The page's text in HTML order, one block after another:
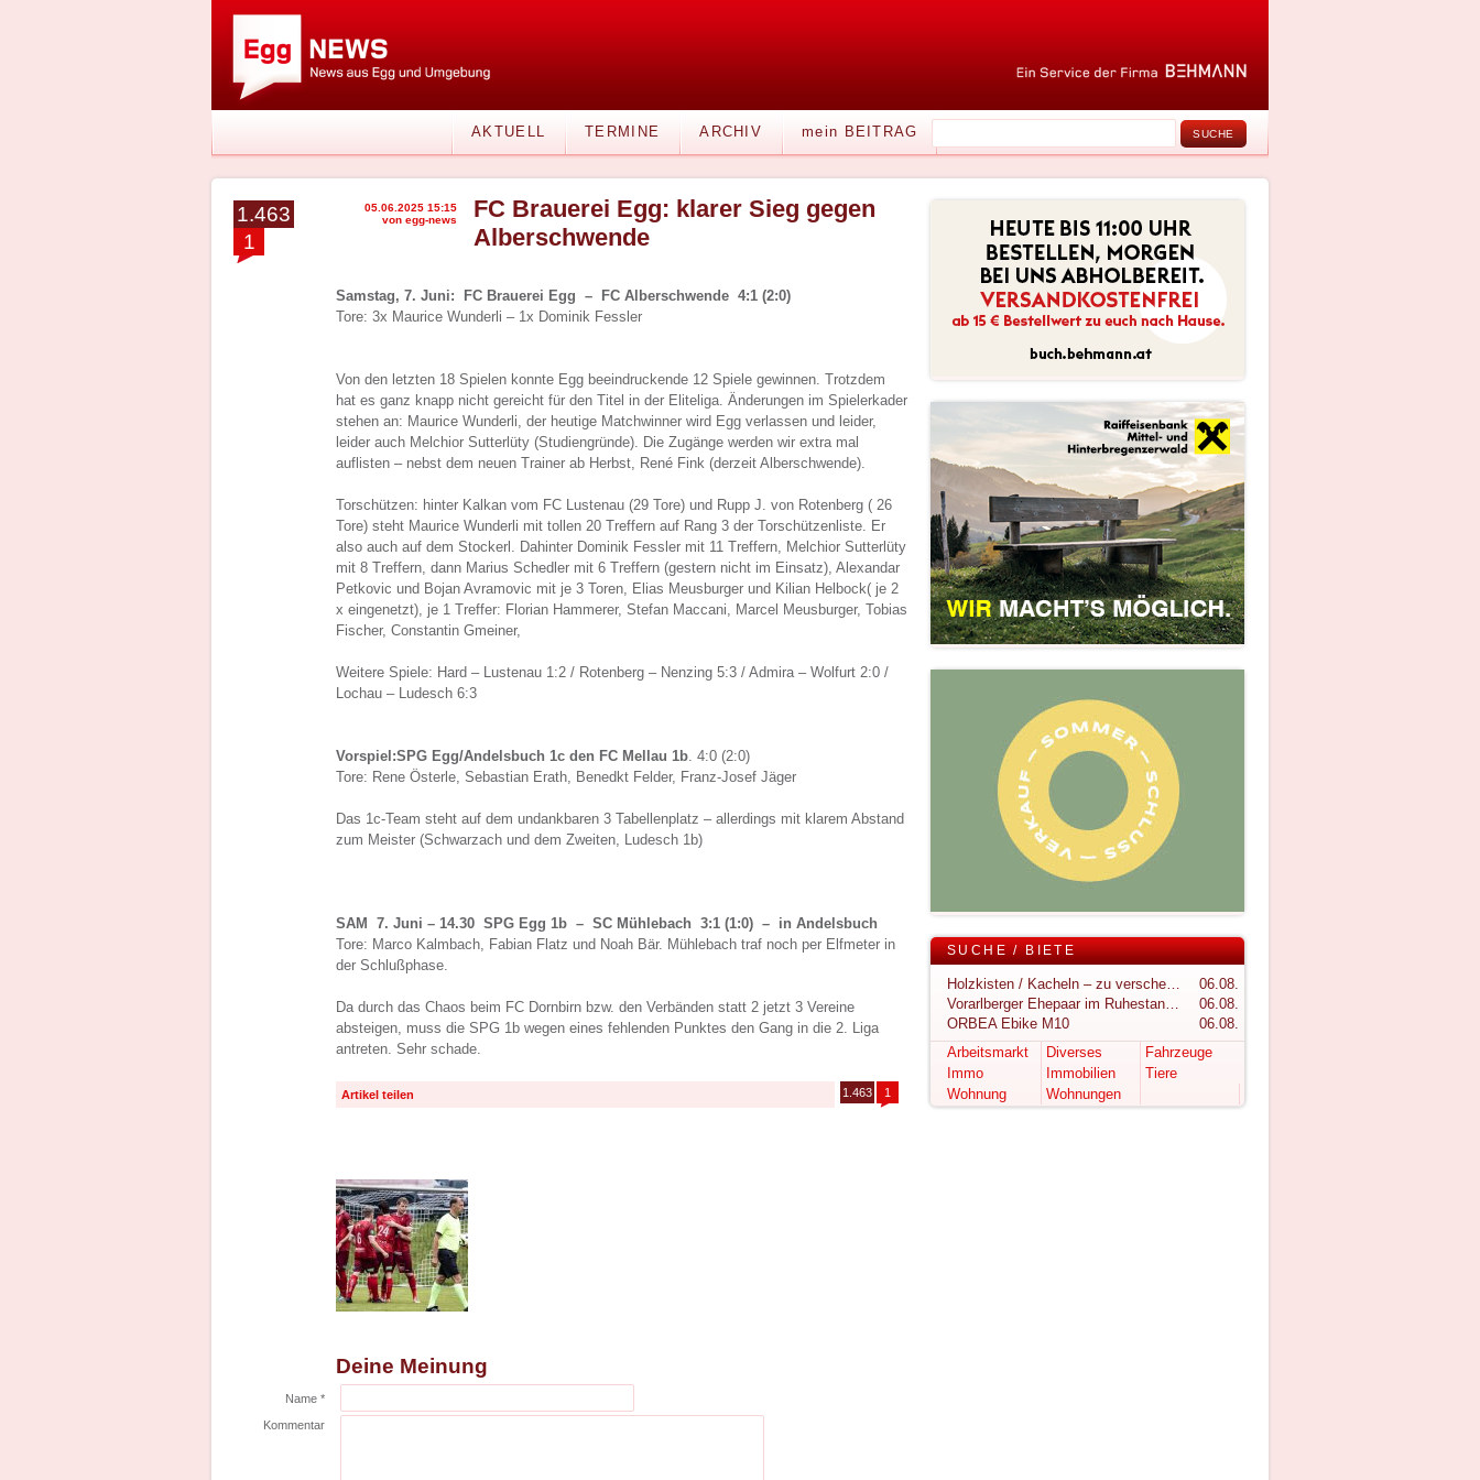
AKTUELL TERMINE ARCHIV mein BEITRAG
1.463
1
05.06.2025 15:15
von egg-news
FC Brauerei Egg: klarer Sieg gegen
Alberschwende
Samstag, 7. Juni: FC Brauerei Egg – FC Alberschwende 4:1 (2:0)
Tore: 3x Maurice Wunderli – 1x Dominik Fessler
Von den letzten 18 Spielen konnte Egg beeindruckende 12 Spiele gewinnen. Trotzdem
hat es ganz knapp nicht gereicht für den Titel in der Eliteliga. Änderungen im Spielerkader
stehen an: Maurice Wunderli, der heutige Matchwinner wird Egg verlassen und leider,
leider auch Melchior Sutterlüty (Studiengründe). Die Zugänge werden wir extra mal
auflisten – nebst dem neuen Trainer ab Herbst, René Fink (derzeit Alberschwende).
Torschützen: hinter Kalkan vom FC Lustenau (29 Tore) und Rupp J. von Rotenberg ( 26
Tore) steht Maurice Wunderli mit tollen 20 Treffern auf Rang 3 der Torschützenliste. Er
also auch auf dem Stockerl. Dahinter Dominik Fessler mit 11 Treffern, Melchior Sutterlüty
mit 8 Treffern, dann Marius Schedler mit 6 Treffern (gestern nicht im Einsatz), Alexandar
Petkovic und Bojan Avramovic mit je 3 Toren, Elias Meusburger und Kilian Helbock( je 2
x eingenetzt), je 1 Treffer: Florian Hammerer, Stefan Maccani, Marcel Meusburger, Tobias
Fischer, Constantin Gmeiner,
Weitere Spiele: Hard – Lustenau 1:2 / Rotenberg – Nenzing 5:3 / Admira – Wolfurt 2:0 /
Lochau – Ludesch 6:3
Vorspiel:SPG Egg/Andelsbuch 1c den FC Mellau 1b. 4:0 (2:0)
Tore: Rene Österle, Sebastian Erath, Benedkt Felder, Franz-Josef Jäger
Das 1c-Team steht auf dem undankbaren 3 Tabellenplatz – allerdings mit klarem Abstand
zum Meister (Schwarzach und dem Zweiten, Ludesch 1b)
SAM 7. Juni – 14.30 SPG Egg 1b – SC Mühlebach 3:1 (1:0) – in Andelsbuch
Tore: Marco Kalmbach, Fabian Flatz und Noah Bär. Mühlebach traf noch per Elfmeter in
der Schlußphase.
Da durch das Chaos beim FC Dornbirn bzw. den Verbänden statt 2 jetzt 3 Vereine
absteigen, muss die SPG 1b wegen eines fehlenden Punktes den Gang in die 2. Liga
antreten. Sehr schade.
Artikel teilen 1.463 1
Deine Meinung
Name *
Kommentar
SUCHE / BIETE
Holzkisten / Kacheln – zu verschenken
06.08.
Vorarlberger Ehepaar im Ruhestand sucht ruhigen Rückzugsort im Bregenzerwald
06.08.
ORBEA Ebike M10
06.08.
Arbeitsmarkt
Diverses
Fahrzeuge
Immo
Immobilien
Tiere
Wohnung
Wohnungen